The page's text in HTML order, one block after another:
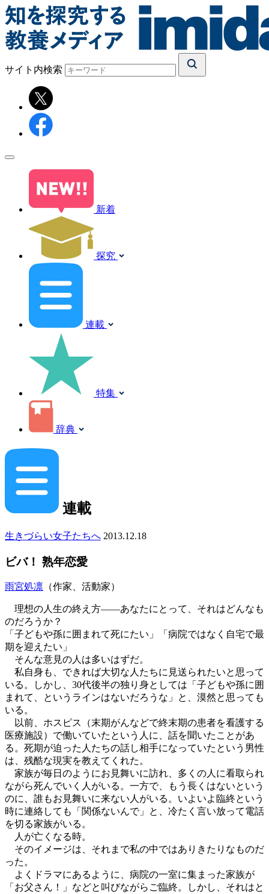
サイト内検索
新着
探究
連載
特集
辞典
連載
生きづらい女子たちへ 2013.12.18
ビバ！ 熟年恋愛
雨宮処凛 （作家、活動家）
理想の人生の終え方――あなたにとって、それはどんなも
のだろうか？
「子どもや孫に囲まれて死にたい」「病院ではなく自宅で最
期を迎えたい」
そんな意見の人は多いはずだ。
私自身も、できれば大切な人たちに見送られたいと思って
いる。しかし、30代後半の独り身としては「子どもや孫に囲
まれて、というラインはないだろうな」と、漠然と思っても
いる。
以前、ホスピス（末期がんなどで終末期の患者を看護する
医療施設）で働いていたという人に、話を聞いたことがあ
る。死期が迫った人たちの話し相手になっていたという男性
は、残酷な現実を教えてくれた。
家族が毎日のようにお見舞いに訪れ、多くの人に看取られ
ながら死んでいく人がいる。一方で、もう長くはないという
のに、誰もお見舞いに来ない人がいる。いよいよ臨終という
時に連絡しても「関係ないんで」と、冷たく言い放って電話
を切る家族がいる。
人が亡くなる時。
そのイメージは、それまで私の中ではありきたりなものだ
った。
よくドラマにあるように、病院の一室に集まった家族が
「お父さん！」などと叫びながらご臨終。しかし、それはと